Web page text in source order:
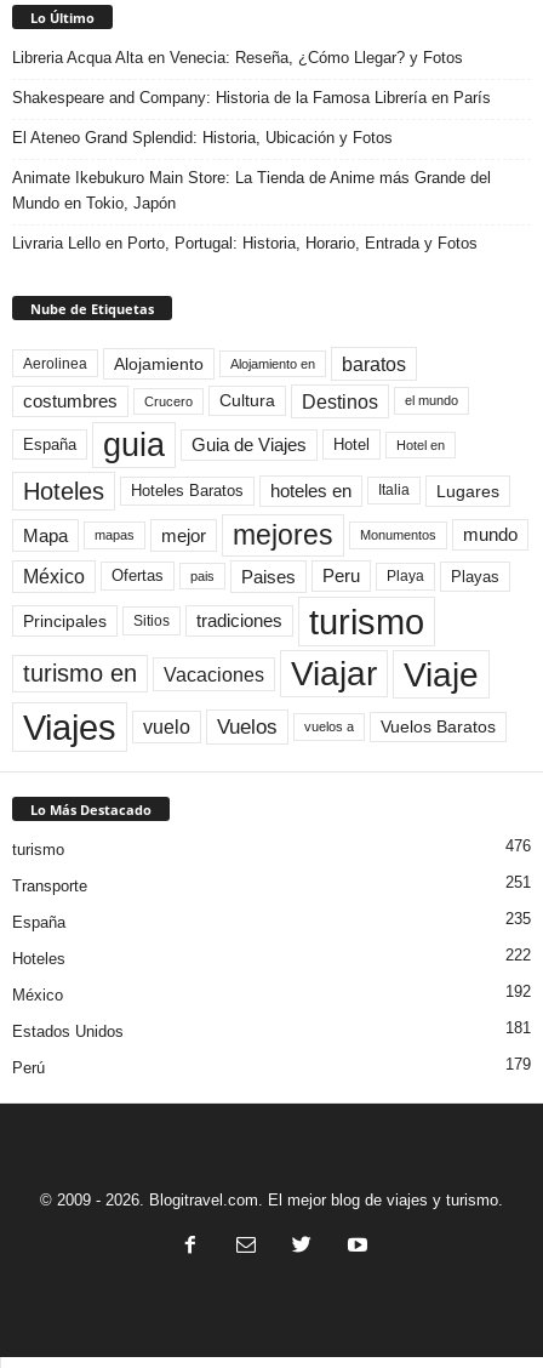
Lo Último
Libreria Acqua Alta en Venecia: Reseña, ¿Cómo Llegar? y Fotos
Shakespeare and Company: Historia de la Famosa Librería en París
El Ateneo Grand Splendid: Historia, Ubicación y Fotos
Animate Ikebukuro Main Store: La Tienda de Anime más Grande del
Mundo en Tokio, Japón
Livraria Lello en Porto, Portugal: Historia, Horario, Entrada y Fotos
Nube de Etiquetas
Aerolinea Alojamiento Alojamiento en baratos
costumbres Crucero Cultura Destinos el mundo
España guia Guia de Viajes Hotel Hotel en
Hoteles Hoteles Baratos hoteles en Italia Lugares
Mapa mapas mejor mejores Monumentos mundo
México Ofertas pais Paises Peru Playa Playas
Principales Sitios tradiciones turismo
turismo en Vacaciones Viajar Viaje
Viajes vuelo Vuelos vuelos a Vuelos Baratos
Lo Más Destacado
turismo 476
Transporte 251
España 235
Hoteles 222
México 192
Estados Unidos 181
Perú 179
© 2009 - 2026. Blogitravel.com. El mejor blog de viajes y turismo.